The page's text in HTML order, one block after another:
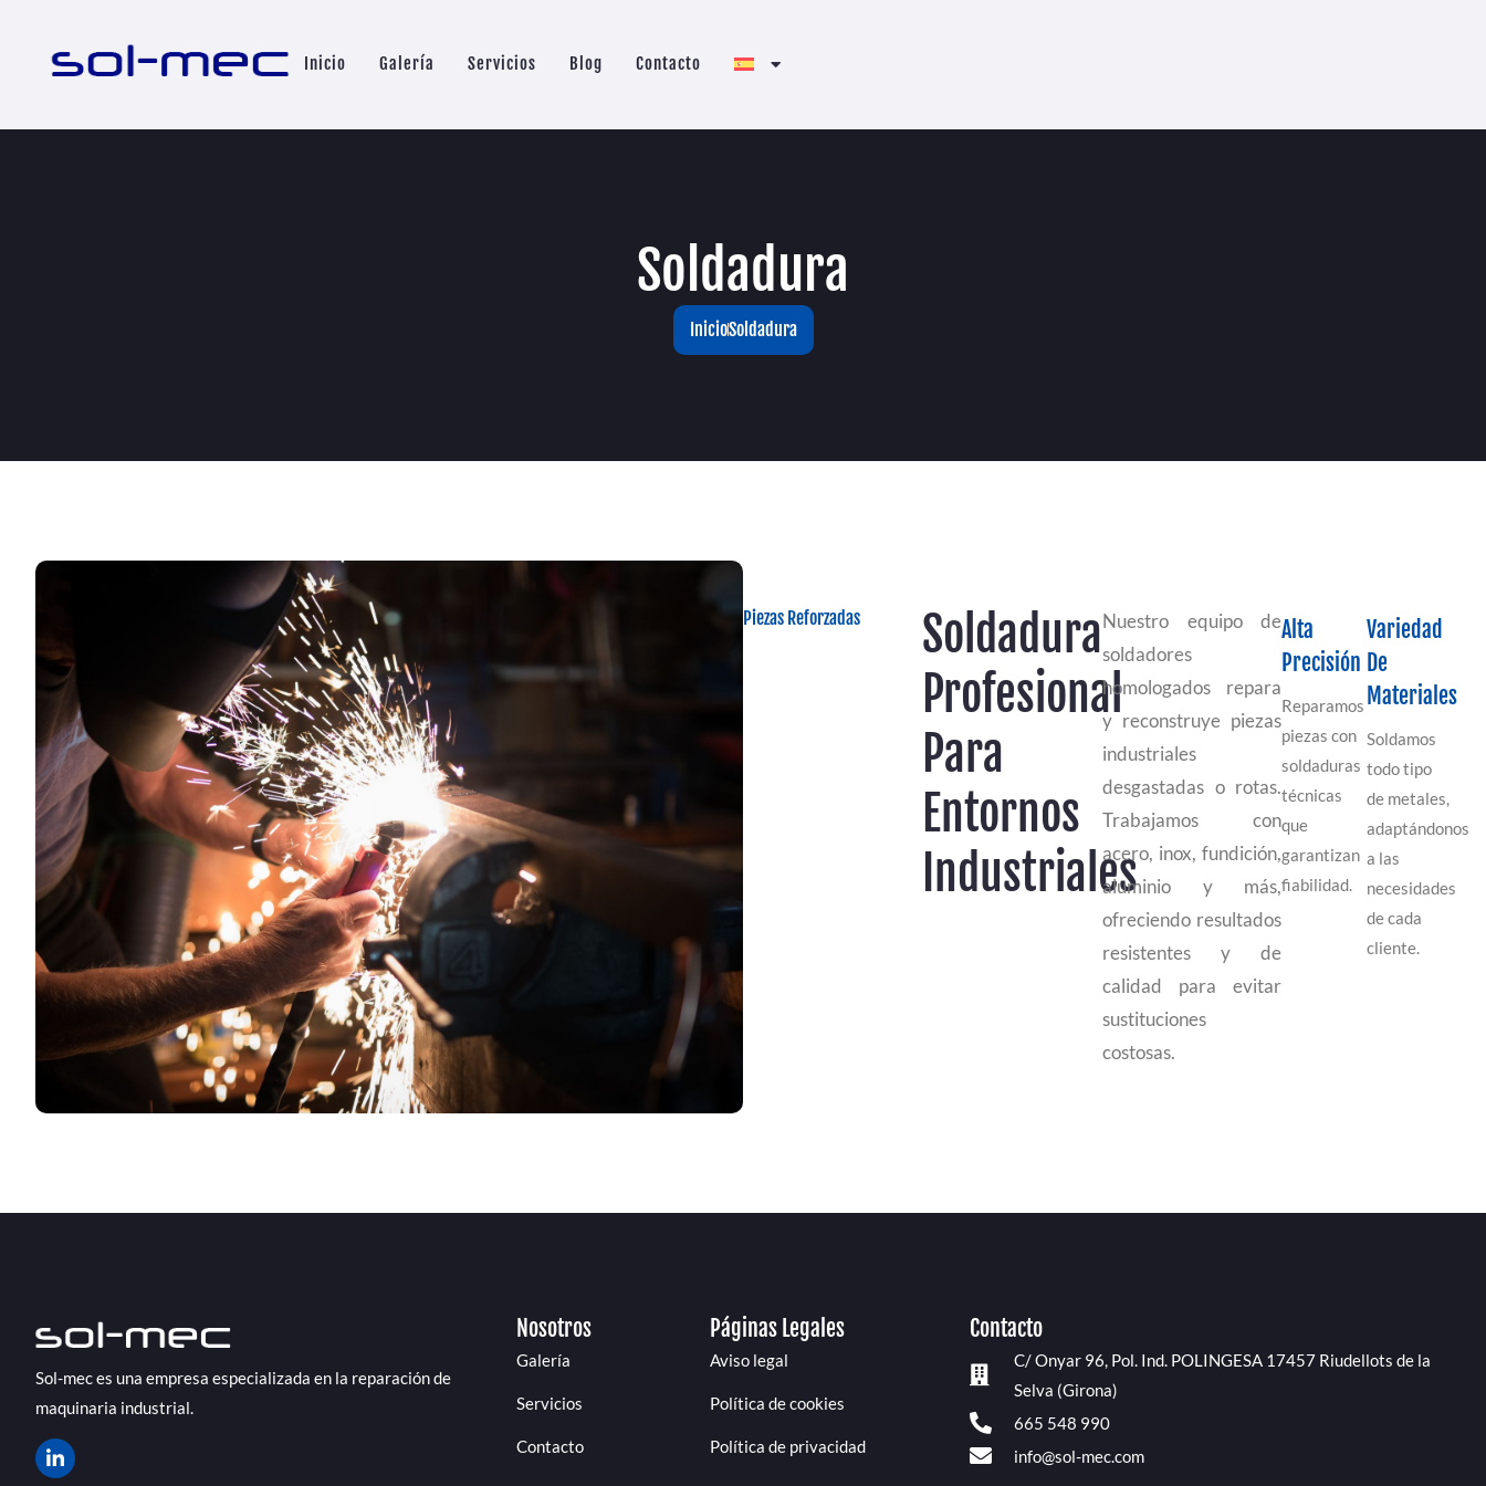
Inicio Galería Servicios Blog Contacto
Soldadura
InicioSoldadura
Piezas Reforzadas
Soldadura
Profesional
Para
Entornos
Industriales
Nuestro equipo de
soldadores
homologados repara
y reconstruye piezas
industriales
desgastadas o rotas.
Trabajamos con
acero, inox, fundición,
aluminio y más,
ofreciendo resultados
resistentes y de
calidad para evitar
sustituciones
costosas.
Alta
Precisión
Reparamos
piezas con
soldaduras
técnicas
que
garantizan
fiabilidad.
Variedad
De
Materiales
Soldamos
todo tipo
de metales,
adaptándonos
a las
necesidades
de cada
cliente.
Sol-mec es una empresa especializada en la reparación de
maquinaria industrial.
Nosotros
Galería
Servicios
Contacto
Páginas Legales
Aviso legal
Política de cookies
Política de privacidad
Contacto
C/ Onyar 96, Pol. Ind. POLINGESA 17457 Riudellots de la
Selva (Girona)
665 548 990
info@sol-mec.com